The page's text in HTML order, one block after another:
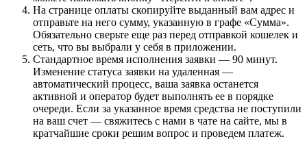
На странице оплаты скопируйте выданный вам адрес и
отправьте на него сумму, указанную в графе «Сумма».
Обязательно сверьте еще раз перед отправкой кошелек и
сеть, что вы выбрали у себя в приложении.
Стандартное время исполнения заявки — 90 минут.
Изменение статуса заявки на удаленная —
автоматический процесс, ваша заявка останется
активной и оператор будет выполнять ее в порядке
очереди. Если за указанное время средства не поступили
на ваш счет — свяжитесь с нами в чате на сайте, мы в
кратчайшие сроки решим вопрос и проведем платеж.